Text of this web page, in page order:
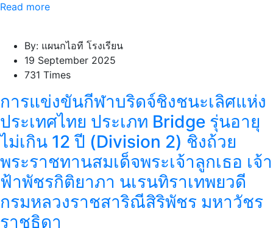
Read more
By: แผนกไอที โรงเรียน
19 September 2025
731 Times
การแข่งขันกีฬาบริดจ์ชิงชนะเลิศแห่ง
ประเทศไทย ประเภท Bridge รุ่นอายุ
ไม่เกิน 12 ปี (Division 2) ชิงถ้วย
พระราชทานสมเด็จพระเจ้าลูกเธอ เจ้า
ฟ้าพัชรกิติยาภา นเรนทิราเทพยวดี
กรมหลวงราชสาริณีสิริพัชร มหาวัชร
ราชธิดา